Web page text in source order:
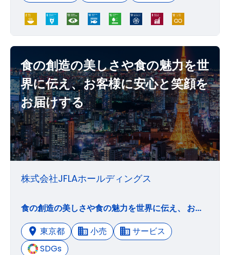
食の創造の美しさや食の魅力を世
界に伝え、お客様に安心と笑顔を
お届けする
株式会社JFLAホールディングス
食の創造の美しさや食の魅力を世界に伝え、 お客様に安心と笑顔をお届けする ・先人のたゆまぬ技術革新と努力、時代に合わせた改革により紡がれてきた数百年の歴史と伝統を引き継ぐ企業として、常に革新的であり続け、世に新しい価値を提供し続けます。 ・日本の食を通して、過去の伝統を未来へつなげ、生産者と消費者の想いをつなげ、日本の文化を世界につなげ、魅力的で豊かな新しい食文化を創造します。
東京都
小売
サービス
SDGs